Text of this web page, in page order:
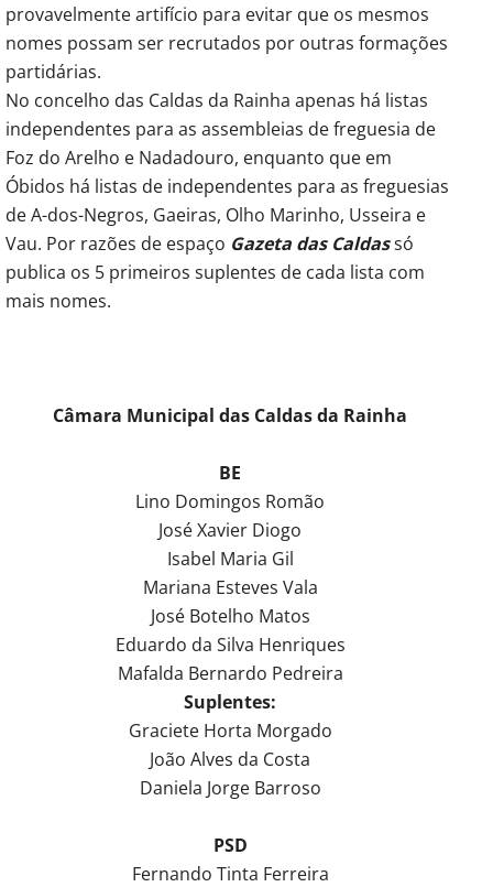
provavelmente artifício para evitar que os mesmos
nomes possam ser recrutados por outras formações
partidárias.
No concelho das Caldas da Rainha apenas há listas
independentes para as assembleias de freguesia de
Foz do Arelho e Nadadouro, enquanto que em
Óbidos há listas de independentes para as freguesias
de A-dos-Negros, Gaeiras, Olho Marinho, Usseira e
Vau. Por razões de espaço Gazeta das Caldassó
publica os 5 primeiros suplentes de cada lista com
mais nomes.
Câmara Municipal das Caldas da Rainha
BE
Lino Domingos Romão
José Xavier Diogo
Isabel Maria Gil
Mariana Esteves Vala
José Botelho Matos
Eduardo da Silva Henriques
Mafalda Bernardo Pedreira
Suplentes:
Graciete Horta Morgado
João Alves da Costa
Daniela Jorge Barroso
PSD
Fernando Tinta Ferreira